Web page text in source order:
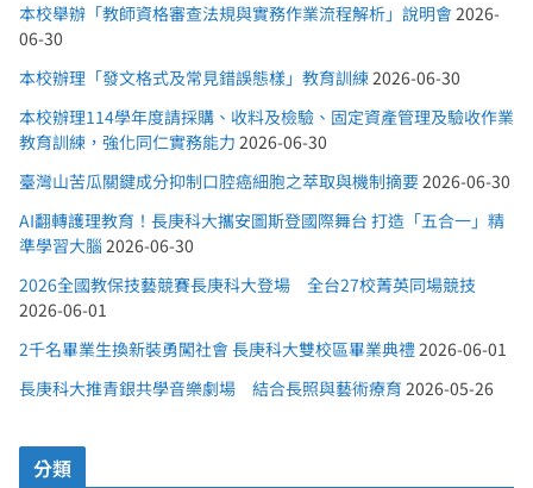
本校舉辦「教師資格審查法規與實務作業流程解析」說明會2026-
06-30
本校辦理「發文格式及常見錯誤態樣」教育訓練2026-06-30
本校辦理114學年度請採購、收料及檢驗、固定資產管理及驗收作業
教育訓練，強化同仁實務能力 2026-06-30
臺灣山苦瓜關鍵成分抑制口腔癌細胞之萃取與機制摘要2026-06-30
AI翻轉護理教育！長庚科大攜安圖斯登國際舞台 打造「五合一」精
準學習大腦 2026-06-30
2026全國教保技藝競賽長庚科大登場 全台27校菁英同場競技
2026-06-01
2千名畢業生換新裝勇闖社會 長庚科大雙校區畢業典禮2026-06-01
長庚科大推青銀共學音樂劇場 結合長照與藝術療育 2026-05-26
分類